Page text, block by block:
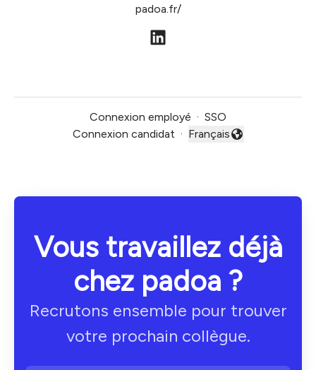
padoa.fr/
Connexion employé · SSO
Connexion candidat ·
Changer la langue
Français
Vous travaillez déjà
chez padoa ?
Recrutons ensemble pour trouver
votre prochain collègue.